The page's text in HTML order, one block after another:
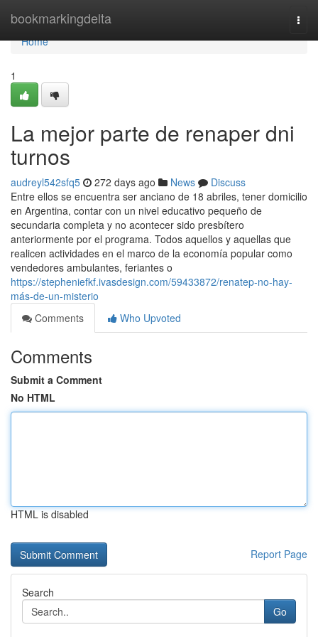
bookmarkingdelta
Home
Home
1
La mejor parte de renaper dni
turnos
audreyl542sfq5 272 days ago News
Discuss
Entre ellos se encuentra ser anciano de 18 abriles, tener domicilio
en Argentina, contar con un nivel educativo pequeño de
secundaria completa y no acontecer sido presbítero
anteriormente por el programa. Todos aquellos y aquellas que
realicen actividades en el marco de la economía popular como
vendedores ambulantes, feriantes o
https://stepheniefkf.ivasdesign.com/59433872/renatep-no-hay-
más-de-un-misterio
Comments
Who Upvoted
Comments
Submit a Comment
No HTML
HTML is disabled
Report Page
Search
Go